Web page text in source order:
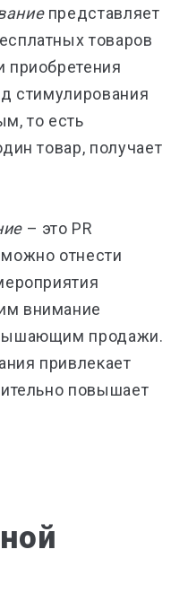
представляет
товаров
приобретения
стимулирования
то есть
товар, получает
– это PR
отнести
внимание
продажи.
привлекает
повышает